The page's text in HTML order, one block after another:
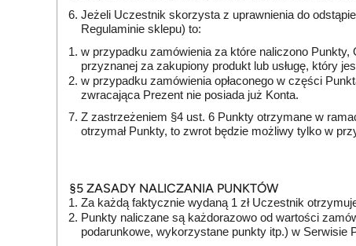
Jeżeli Uczestnik skorzysta z uprawnienia do
Regulaminie sklepu) to:
w przypadku zamówienia za które naliczono
przyznanej za zakupiony produkt lub usługę, który
w przypadku zamówienia opłaconego w części
zwracająca Prezent nie posiada już Konta.
Z zastrzeżeniem §4 ust. 6 Punkty otrzymane w
otrzymał Punkty, to zwrot będzie możliwy tylko w
§5 ZASADY NALICZANIA PUNKTÓW
Za każdą faktycznie wydaną 1 zł Uczestnik
Punkty naliczane są każdorazowo od wartości
podarunkowe, wykorzystane punkty itp.) w Serwisie